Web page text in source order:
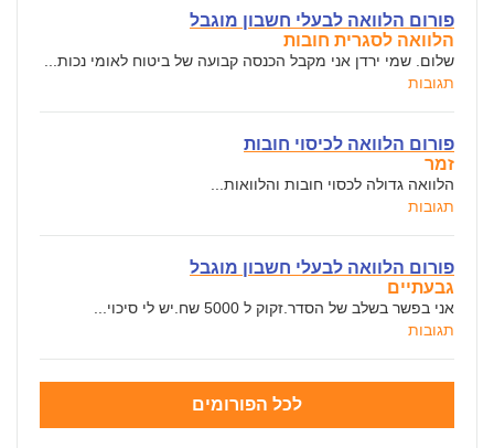
פורום הלוואה לבעלי חשבון מוגבל
הלוואה לסגרית חובות
שלום. שמי ירדן אני מקבל הכנסה קבועה של ביטוח לאומי נכות...
תגובות
פורום הלוואה לכיסוי חובות
זמר
הלוואה גדולה לכסוי חובות והלוואות...
תגובות
פורום הלוואה לבעלי חשבון מוגבל
גבעתיים
אני בפשר בשלב של הסדר.זקוק ל 5000 שח.יש לי סיכוי...
תגובות
לכל הפורומים